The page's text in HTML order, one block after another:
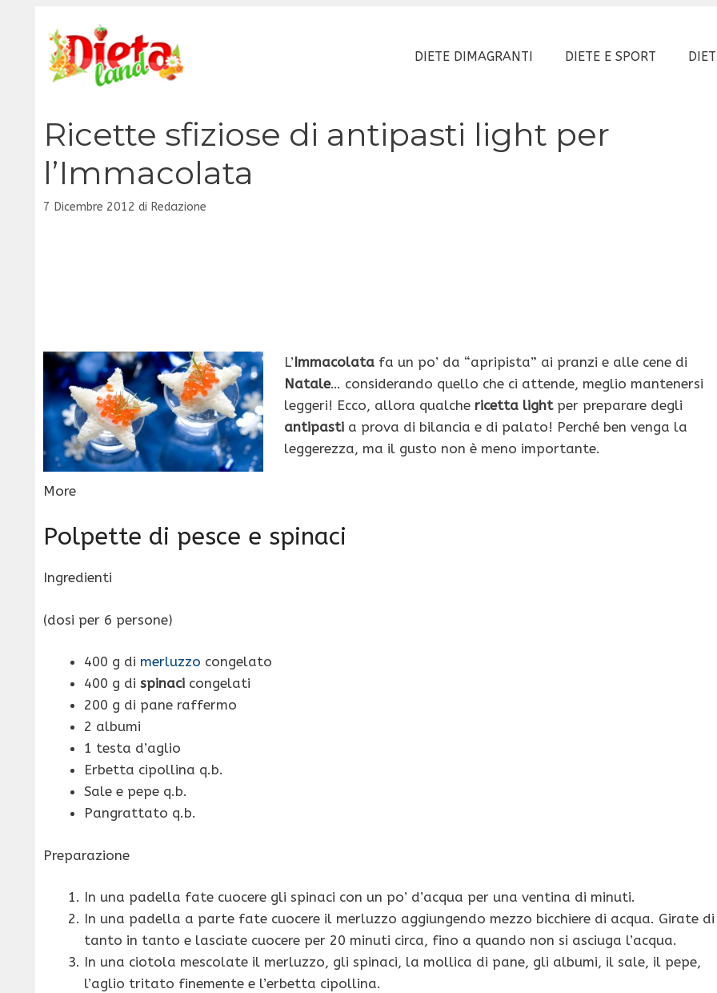
contenuto
DIETE DIMAGRANTI DIETE E SPORT
Ricette sfiziose di antipasti light per
l’Immacolata
7 Dicembre 2012 di Redazione
L’Immacolatafa un po’ da “apripista” ai pranzi e alle cene di
Natale… considerando quello che ci attende, meglio mantenersi
leggeri! Ecco, allora qualche ricetta light per preparare degli
antipasti a prova di bilancia e di palato! Perché ben venga la
leggerezza, ma il gusto non è meno importante.
More
Polpette di pesce e spinaci
Ingredienti
(dosi per 6 persone)
400 g di merluzzo congelato
400 g di spinaci congelati
200 g di pane raffermo
2 albumi
1 testa d’aglio
Erbetta cipollina q.b.
Sale e pepe q.b.
Pangrattato q.b.
Preparazione
In una padella fate cuocere gli spinaci con un po’ d’acqua per una ventina di minuti.
In una padella a parte fate cuocere il merluzzo aggiungendo mezzo bicchiere di acqua. Girate di
tanto in tanto e lasciate cuocere per 20 minuti circa, fino a quando non si asciuga l’acqua.
In una ciotola mescolate il merluzzo, gli spinaci, la mollica di pane, gli albumi, il sale, il pepe,
l’aglio tritato finemente e l’erbetta cipollina.